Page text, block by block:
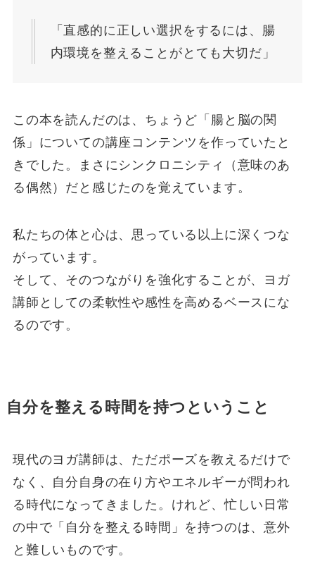
「直感的に正しい選択をするには、腸
内環境を整えることがとても大切だ」
この本を読んだのは、ちょうど「腸と脳の関
係」についての講座コンテンツを作っていたと
きでした。まさにシンクロニシティ（意味のあ
る偶然）だと感じたのを覚えています。
私たちの体と心は、思っている以上に深くつな
がっています。
そして、そのつながりを強化することが、ヨガ
講師としての柔軟性や感性を高めるベースにな
るのです。
自分を整える時間を持つということ
現代のヨガ講師は、ただポーズを教えるだけで
なく、自分自身の在り方やエネルギーが問われ
る時代になってきました。けれど、忙しい日常
の中で「自分を整える時間」を持つのは、意外
と難しいものです。